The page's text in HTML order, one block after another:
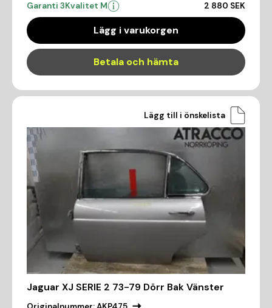
Garanti 3Kvalitet M 2 880 SEK
Lägg i varukorgen
Betala och hämta
Lägg till i önskelista
Jaguar XJ SERIE 2 73-79 Dörr Bak Vänster